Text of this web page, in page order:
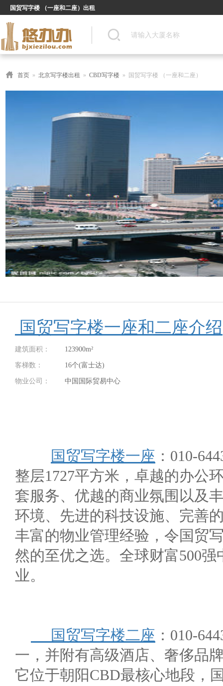
国贸写字楼 （一座和二座）出租
首页 » 北京写字楼出租 » CBD写字楼 » 国贸写字楼 （一座和二座）
国贸写字楼一座和二座介绍
建筑面积： 123900m²
客梯数： 16个(富士达)
物业公司： 中国国际贸易中心
国贸写字楼一座 ：010-
整层1727平方米，卓越的办公
套服务、优越的商业氛围以及
环境、先进的科技设施、完善
丰富的物业管理经验，令国贸
然的至优之选。全球财富500
业。
国贸写字楼二座 ：010-
一，并附有高级酒店、奢侈品
它位于朝阳CBD最核心地段，